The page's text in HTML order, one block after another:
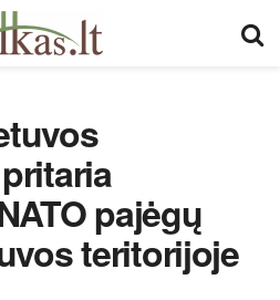
pajėgų
teritorijoje